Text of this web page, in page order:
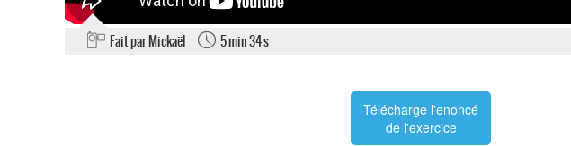
Fait par Mickaël 5 min 34 s
Télécharge l'enoncé
de l'exercice